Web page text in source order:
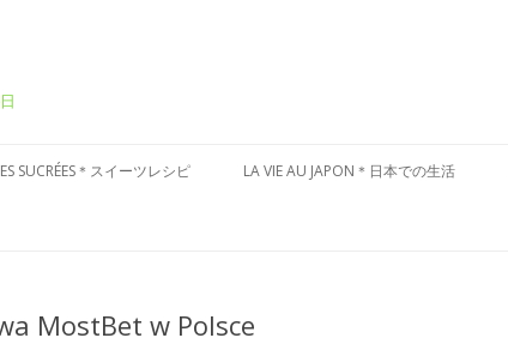
au
SUCRÉES＊スイーツレシピ
AUX FRUITS＊タルト
LA VIE AU JAPON＊日本での生活
MostBet w Polsce